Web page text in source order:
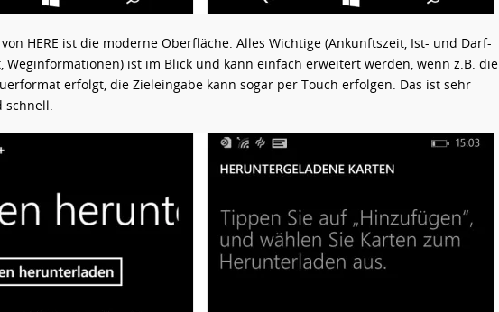
HERE ist die moderne Oberfläche. Alles Wichtige (Ankunftszeit, Ist- und Darf-
Weginformationen) ist im Blick und kann einfach erweitert werden, wenn z.B. die
erfolgt, die Zieleingabe kann sogar per Touch erfolgen. Das ist sehr
schnell.